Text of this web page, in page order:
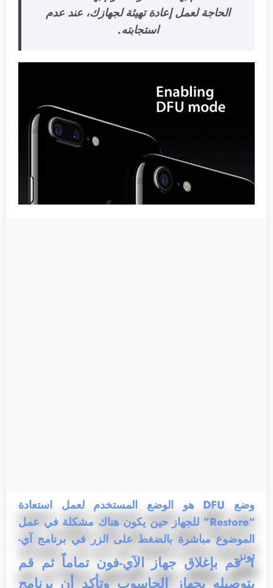
الحاجة لعمل إعادة تهيئة لجهازك، عند عدم
استجابته.
وضع DFU هو الوضع المستخدم لعمل استعادة
“Restore” للجهاز حين يكون هناك مشكلة في عمل
الموضوع مباشرة بالضغط على الزر في برنامج آي-
تونز.
1قم بإغلاق جهاز الآي-فون تماماً ثم قم
بتوصيله بجهاز الحاسوب وتأكد أن برنامج